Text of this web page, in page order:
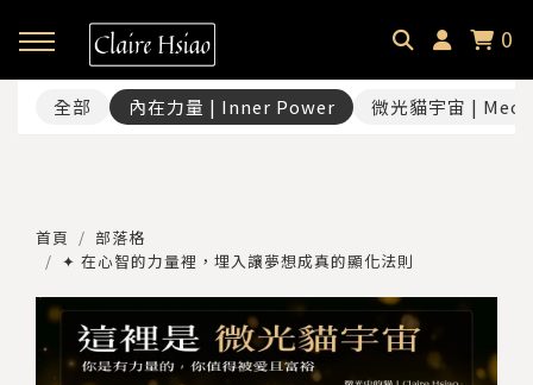
0
回主選單
微光中的貓｜Claire Hsiao
受訪・客座足跡｜Footprint
回主選單
文字裡的微光貓｜Blog
耳朵裡的微光貓｜Podcast
回主選單
催眠預約｜Hypnotherapy
課程總覽｜Courses
全部 內在力量 | Inner Power 微光貓宇宙 |
首頁
部落格
✦ 在心智的力量裡，埋入讓夢想成真的顯化法則